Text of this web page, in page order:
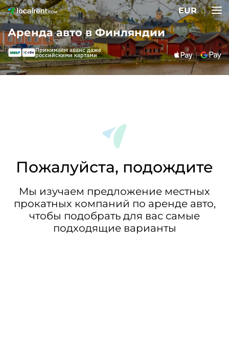
EUR
Аренда авто в Финляндии
Принимаем аванс даже
российскими картами
Пожалуйста, подождите
Мы изучаем предложение местных
прокатных компаний по аренде авто,
чтобы подобрать для вас самые
подходящие варианты